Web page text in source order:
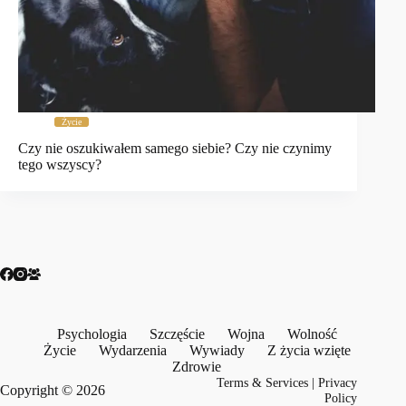
Życie
Czy nie oszukiwałem samego siebie? Czy nie czynimy
tego wszyscy?
Psychologia Szczęście Wojna
Wolność
Życie
Wydarzenia Wywiady
Z życia wzięte
Zdrowie
Copyright © 2026
Terms & Services |Privacy
Policy